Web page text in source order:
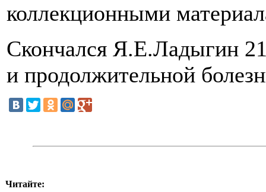
коллекционными
Скончался Я.Е.Ладыгин
и продолжительной
Читайте: